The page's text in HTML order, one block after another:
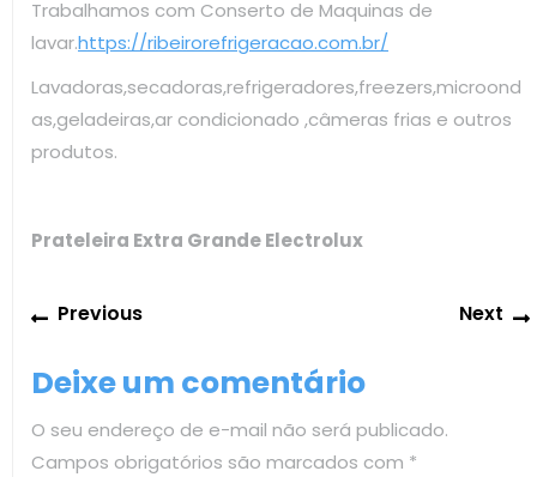
Trabalhamos com Conserto de Maquinas de
lavar.https://ribeirorefrigeracao.com.br/
Lavadoras,secadoras,refrigeradores,freezers,microond
as,geladeiras,ar condicionado ,câmeras frias e outros
produtos.
Prateleira Extra Grande Electrolux
Navegação
de
Post
PreviousPrevious
Next
Deixe um comentário
O seu endereço de e-mail não será publicado.
Campos obrigatórios são marcados com *